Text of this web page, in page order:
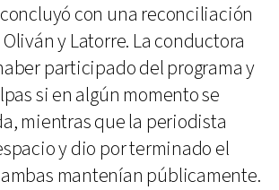
con una reconciliación
y Latorre. La conductora
participado del programa y
si en algún momento se
mientras que la periodista
y dio por terminado el
mantenían públicamente.